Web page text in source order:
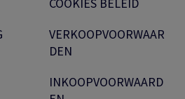
COOKIES BELEID
VERKOOPVOORWAAR
DEN
INKOOPVOORWAARD